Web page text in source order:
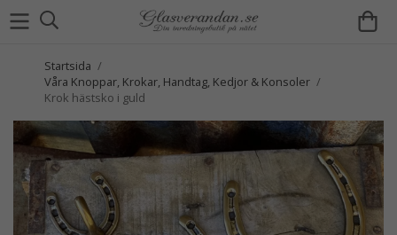
Startsida /
Våra Knoppar, Krokar, Handtag, Kedjor & Konsoler /
Krok hästsko i guld